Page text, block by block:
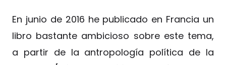
En junio de 2016 he publicado en Francia un
libro bastante ambicioso sobre este tema,
a partir de la antropología política de la